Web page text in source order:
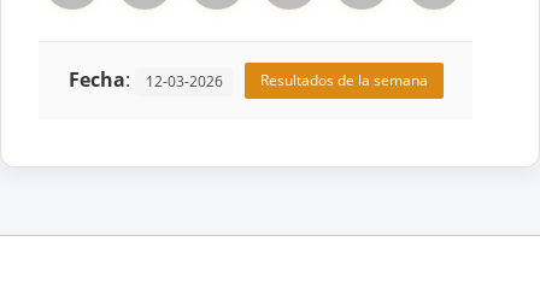
Fecha: 12-03-2026 Resultados de la semana